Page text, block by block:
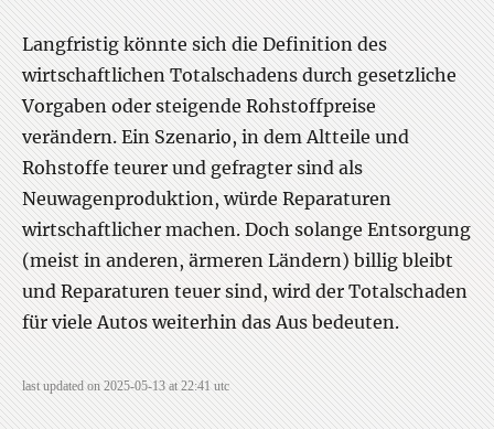
Langfristig könnte sich die Definition des
wirtschaftlichen Totalschadens durch gesetzliche
Vorgaben oder steigende Rohstoffpreise
verändern. Ein Szenario, in dem Altteile und
Rohstoffe teurer und gefragter sind als
Neuwagenproduktion, würde Reparaturen
wirtschaftlicher machen. Doch solange Entsorgung
(meist in anderen, ärmeren Ländern) billig bleibt
und Reparaturen teuer sind, wird der Totalschaden
für viele Autos weiterhin das Aus bedeuten.
last updated on 2025-05-13 at 22:41 utc